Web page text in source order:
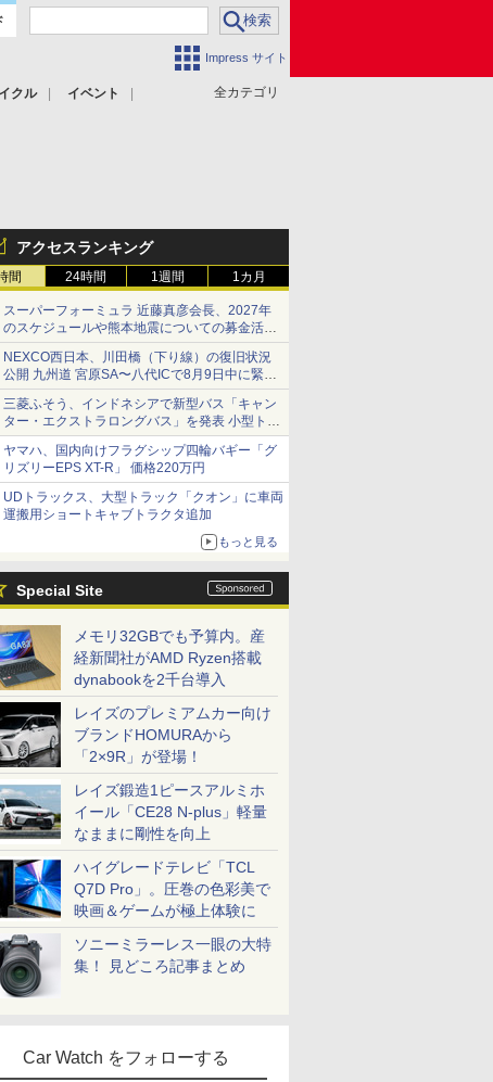
Impress サイト
全カテゴリ
クル
イベント
アクセスランキング
間 24時間 1週間 1カ月
スーパーフォーミュラ 近藤真彦会長、2027年
のスケジュールや熊本地震についての募金活動
を紹介
NEXCO西日本、川田橋（下り線）の復旧状況
公開 九州道 宮原SA〜八代ICで8月9日中に緊急
車両を通行可能に
三菱ふそう、インドネシアで新型バス「キャン
ター・エクストラロングバス」を発表 小型トラ
ックベースの観光・旅客輸送向けバス
ヤマハ、国内向けフラグシップ四輪バギー「グ
リズリーEPS XT-R」 価格220万円
UDトラックス、大型トラック「クオン」に車両
運搬用ショートキャブトラクタ追加
もっと見る
Special Site
メモリ32GBでも予算内。産
経新聞社がAMD Ryzen搭載
dynabookを2千台導入
レイズのプレミアムカー向け
ブランドHOMURAから
「2×9R」が登場！
レイズ鍛造1ピースアルミホ
イール「CE28 N-plus」軽量
なままに剛性を向上
ハイグレードテレビ「TCL
Q7D Pro」。圧巻の色彩美で
映画＆ゲームが極上体験に
ソニーミラーレス一眼の大特
集！ 見どころ記事まとめ
Car Watch をフォローする